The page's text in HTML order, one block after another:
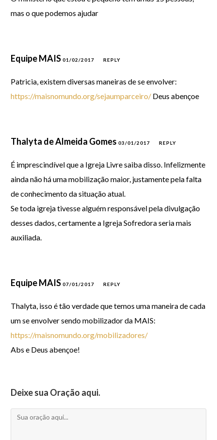
mas o que podemos ajudar
Equipe MAIS01/02/2017 REPLY
Patricia, existem diversas maneiras de se envolver:
https://maisnomundo.org/sejaumparceiro/ Deus abençoe
Thalyta de Almeida Gomes03/01/2017 REPLY
É imprescindível que a Igreja Livre saiba disso. Infelizmente
ainda não há uma mobilização maior, justamente pela falta
de conhecimento da situação atual.
Se toda igreja tivesse alguém responsável pela divulgação
desses dados, certamente a Igreja Sofredora seria mais
auxiliada.
Equipe MAIS07/01/2017 REPLY
Thalyta, isso é tão verdade que temos uma maneira de cada
um se envolver sendo mobilizador da MAIS:
https://maisnomundo.org/mobilizadores/
Abs e Deus abençoe!
Deixe sua Oração aqui.